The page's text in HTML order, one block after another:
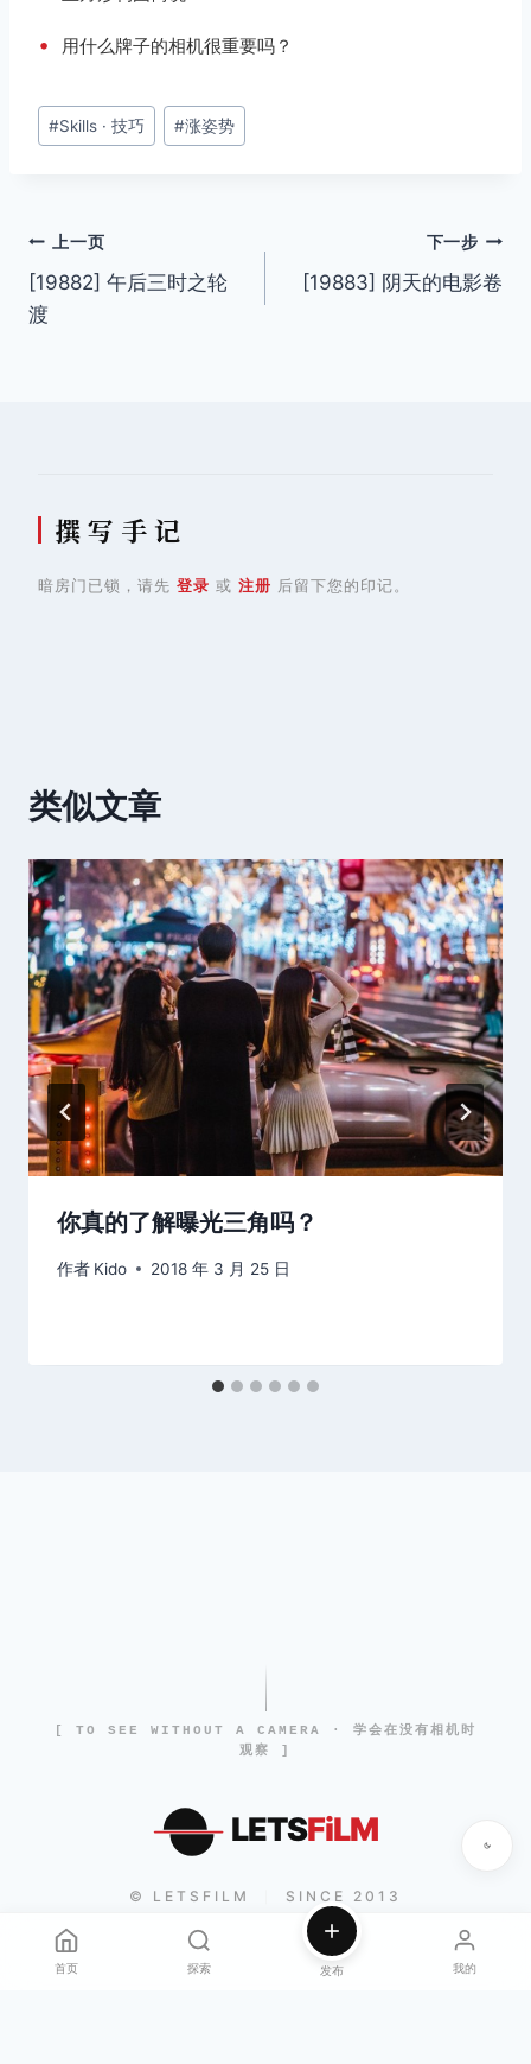
• 用什么牌子的相机很重要吗？
文
章
#Skills · 技巧 #涨姿势
文
章
上一页
[19882] 午后三时之轮
渡
下一步
[19883] 阴天的电影卷
撰 写 手 记
暗房门已锁，请先 登录 或 注册 后留下您的印记。
类似文章
你真的了解曝光三角吗？
作者 Kido 2018 年 3 月 25 日
[ TO SEE WITHOUT A CAMERA · 学会在没有相机时
观察 ]
LETSFiLM
© LETSFILM SINCE 2013
首页 探索 发布 我的